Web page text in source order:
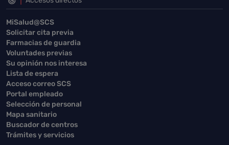
MiSalud@SCS
Solicitar cita previa
Farmacias de guardia
Voluntades previas
Su opinión nos interesa
Lista de espera
Acceso correo SCS
Portal empleado
Selección de personal
Mapa sanitario
Buscador de centros
Trámites y servicios